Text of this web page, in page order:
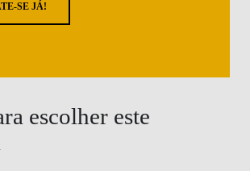
SE JÁ!
escolher este